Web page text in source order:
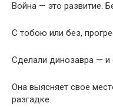
Война — это развитие.
С тобою или без,
Сделали динозавра — и
Она выясняет свое
разгадке.